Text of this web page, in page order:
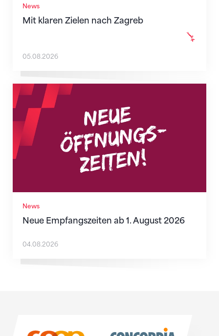
News
Mit klaren Zielen nach Zagreb
05.08.2026
News
Neue Empfangszeiten ab 1. August 2026
Neue Empfangszeiten ab 1. August 2026
04.08.2026